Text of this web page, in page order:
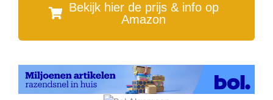
Bekijk hier de prijs & info op
Amazon